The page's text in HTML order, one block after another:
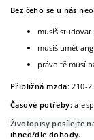
Bez čeho se u nás
musíš studovat
musíš umět
právo tě musí
Přibližná mzda: 210-
Časové potřeby:
Životopisy posílejte
ihned/dle dohody.